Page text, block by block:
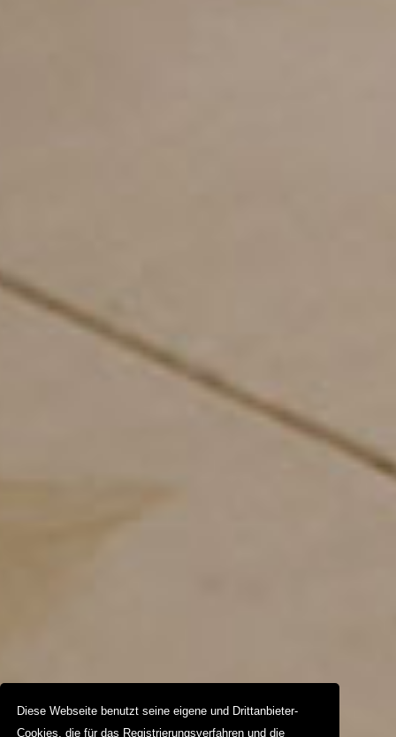
Diese Webseite benutzt seine eigene und Drittanbieter-
Cookies, die für das Registrierungsverfahren und die